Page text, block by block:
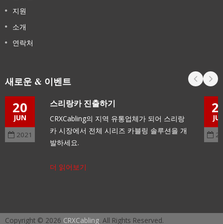
지원
소개
연락처
새로운 & 이벤트
20
JUN
2021
스리랑카 진출하기
CRXCabling의 지역 유통업체가 되어 스리랑
카 시장에서 전체 시리즈 카블링 솔루션을 개
발하세요.
더 읽어보기
Copyright © 2026 CRXCabling. All Rights Reserved.